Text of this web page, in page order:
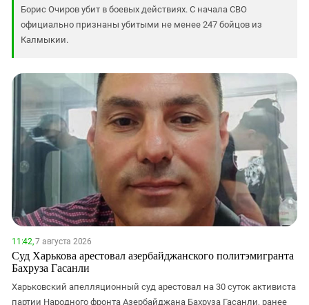
Борис Очиров убит в боевых действиях. С начала СВО
официально признаны убитыми не менее 247 бойцов из
Калмыкии.
11:42,7 августа 2026
Суд Харькова арестовал азербайджанского политэмигранта
Бахруза Гасанли
Харьковский апелляционный суд арестовал на 30 суток активиста
партии Народного фронта Азербайджана Бахруза Гасанли, ранее